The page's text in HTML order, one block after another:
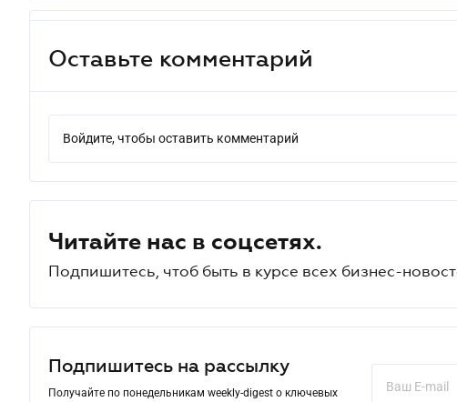
Оставьте комментарий
Войдите, чтобы оставить комментарий
Читайте нас в соцсетях.
Подпишитесь, чтоб быть в курсе всех бизнес-
Подпишитесь на рассылку
Получайте по понедельникам weekly-digest о ключевых